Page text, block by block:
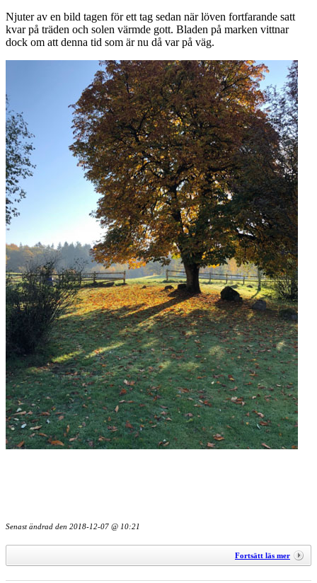
Njuter av en bild tagen för ett tag sedan när löven fortfarande satt
kvar på träden och solen värmde gott. Bladen på marken vittnar
dock om att denna tid som är nu då var på väg.
Senast ändrad den 2018-12-07 @ 10:21
Fortsätt läs mer